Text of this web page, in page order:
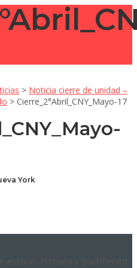
> Noticia cierre de unidad –
> Cierre_2°Abril_CNY_Mayo-17
York